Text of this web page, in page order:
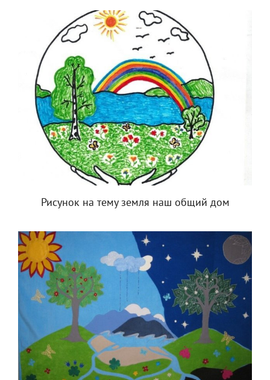
Рисунок на тему земля наш общий дом